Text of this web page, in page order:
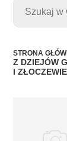
STRONA
Z DZIEJÓW
I ZŁOCZEWIE